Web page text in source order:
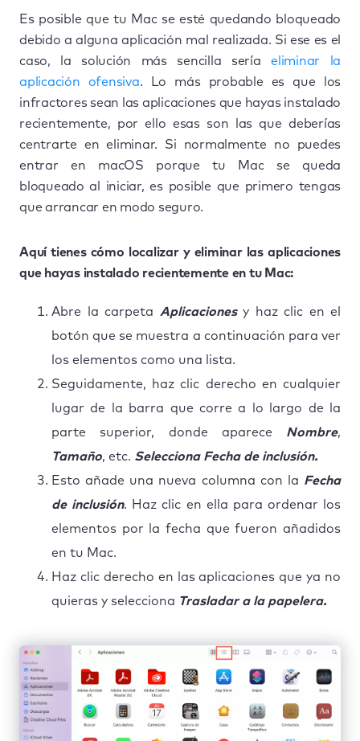
Es posible que tu Mac se esté quedando bloqueado
debido a alguna aplicación mal realizada. Si ese es el
caso, la solución más sencilla seríaeliminar la
aplicación ofensiva. Lo más probable es que los
infractores sean las aplicaciones que hayas instalado
recientemente, por ello esas son las que deberías
centrarte en eliminar. Si normalmente no puedes
entrar en macOS porque tu Mac se queda
bloqueado al iniciar, es posible que primero tengas
que arrancar en modo seguro.
Aquí tienes cómo localizar y eliminar las aplicaciones
que hayas instalado recientemente en tu Mac:
Abre la carpeta Aplicaciones y haz clic en el
botón que se muestra a continuación para ver
los elementos como una lista.
Seguidamente, haz clic derecho en cualquier
lugar de la barra que corre a lo largo de la
parte superior, donde aparece Nombre,
Tamaño, etc. Selecciona Fecha de inclusión.
Esto añade una nueva columna con la Fecha
de inclusión. Haz clic en ella para ordenar los
elementos por la fecha que fueron añadidos
en tu Mac.
Haz clic derecho en las aplicaciones que ya no
quieras y selecciona Trasladar a la papelera.